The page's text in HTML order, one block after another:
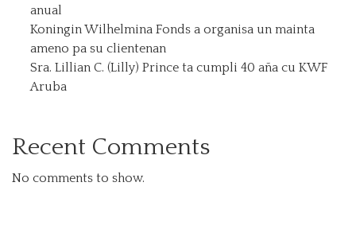
anual
Koningin Wilhelmina Fonds a organisa un mainta
ameno pa su clientenan
Sra. Lillian C. (Lilly) Prince ta cumpli 40 aña cu KWF
Aruba
Recent Comments
No comments to show.